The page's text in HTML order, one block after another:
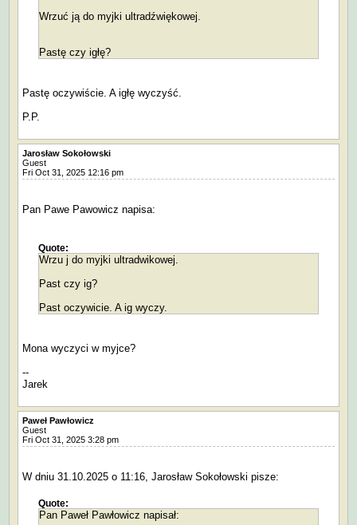
Wrzuć ją do myjki ultradźwiękowej.
Pastę czy igłę?
Pastę oczywiście. A igłę wyczyść.
P.P.
Jarosław Sokołowski
Guest
Fri Oct 31, 2025 12:16 pm
Pan Pawe Pawowicz napisa:
Quote:
Wrzu j do myjki ultradwikowej.
Past czy ig?
Past oczywicie. A ig wyczy.
Mona wyczyci w myjce?
--
Jarek
Paweł Pawłowicz
Guest
Fri Oct 31, 2025 3:28 pm
W dniu 31.10.2025 o 11:16, Jarosław Sokołowski pisze:
Quote:
Pan Paweł Pawłowicz napisał: